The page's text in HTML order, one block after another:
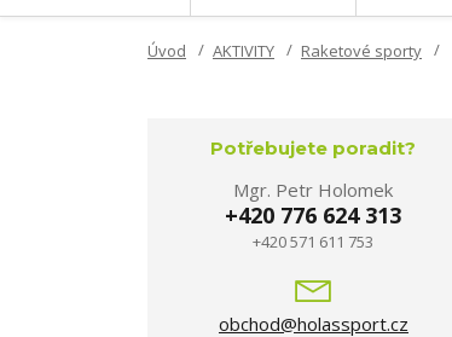
Úvod AKTIVITY Raketové sporty
Potřebujete poradit?
Mgr. Petr Holomek
+420 776 624 313
+420 571 611 753
obchod@holassport.cz